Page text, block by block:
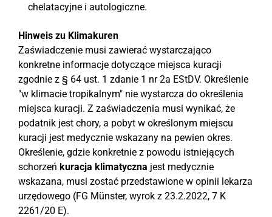
chelatacyjne i autologiczne.
Hinweis zu Klimakuren
Zaświadczenie musi zawierać wystarczająco
konkretne informacje dotyczące miejsca kuracji
zgodnie z § 64 ust. 1 zdanie 1 nr 2a EStDV. Określenie
"w klimacie tropikalnym" nie wystarcza do określenia
miejsca kuracji. Z zaświadczenia musi wynikać, że
podatnik jest chory, a pobyt w określonym miejscu
kuracji jest medycznie wskazany na pewien okres.
Określenie, gdzie konkretnie z powodu istniejących
schorzeń kuracja klimatyczna jest medycznie
wskazana, musi zostać przedstawione w opinii lekarza
urzędowego (FG Münster, wyrok z 23.2.2022, 7 K
2261/20 E).